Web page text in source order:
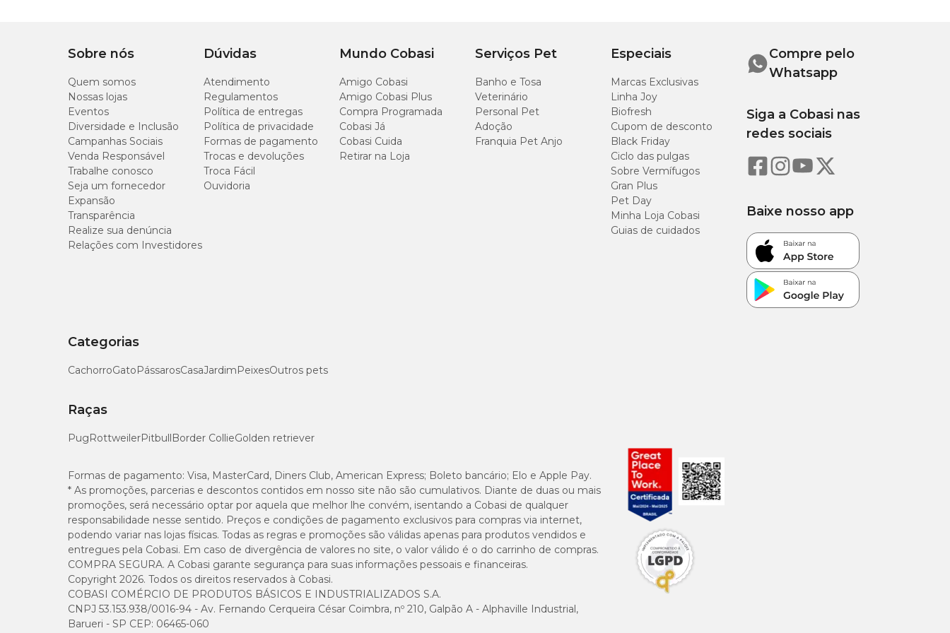
Profundidade: 1 cm;
Transplantio: 25 a 30 dias após a germinação;
Espaçamento: 30 cm x 20 cm;
Altura: 55 – 70 cm;
Colheita: 60 – 70 dias após a semeadura;
Sementes por gramas: 500 a 600;
Ano todo.
Sobre nós
Quem somos
Nossas lojas
Eventos
Diversidade e Inclusão
Campanhas Sociais
Venda Responsável
Trabalhe conosco
Seja um fornecedor
Expansão
Transparência
Realize sua denúncia
Relações com Investidores
Dúvidas
Atendimento
Regulamentos
Política de entregas
Política de privacidade
Formas de pagamento
Trocas e devoluções
Troca Fácil
Ouvidoria
Mundo Cobasi
Amigo Cobasi
Amigo Cobasi Plus
Compra Programada
Cobasi Já
Cobasi Cuida
Retirar na Loja
Serviços Pet
Banho e Tosa
Veterinário
Personal Pet
Adoção
Franquia Pet Anjo
Especiais
Marcas Exclusivas
Linha Joy
Biofresh
Cupom de desconto
Black Friday
Ciclo das pulgas
Sobre Vermífugos
Gran Plus
Pet Day
Minha Loja Cobasi
Guias de cuidados
Categorias
CachorroGatoPássarosCasaJardimPeixesOutros pets
Raças
PugRottweilerPitbullBorder CollieGolden retriever
Compre pelo
Whatsapp
Siga a Cobasi nas
redes sociais
Baixe nosso app
Formas de pagamento: Visa, MasterCard, Diners Club, American Express; Boleto bancário; Elo e Apple Pay.
* As promoções, parcerias e descontos contidos em nosso site não são cumulativos. Diante de duas ou mais
promoções, será necessário optar por aquela que melhor lhe convém, isentando a Cobasi de qualquer
responsabilidade nesse sentido. Preços e condições de pagamento exclusivos para compras via internet,
podendo variar nas lojas físicas. Todas as regras e promoções são válidas apenas para produtos vendidos e
entregues pela Cobasi. Em caso de divergência de valores no site, o valor válido é o do carrinho de compras.
COMPRA SEGURA. A Cobasi garante segurança para suas informações pessoais e financeiras.
Copyright 2026. Todos os direitos reservados à Cobasi.
COBASI COMÉRCIO DE PRODUTOS BÁSICOS E INDUSTRIALIZADOS S.A.
CNPJ 53.153.938/0016-94 - Av. Fernando Cerqueira César Coimbra, nº 210, Galpão A - Alphaville Industrial,
Barueri - SP CEP: 06465-060